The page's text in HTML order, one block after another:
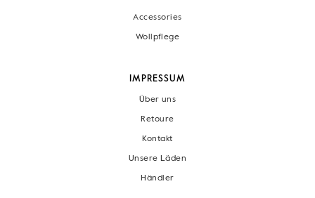
Accessories
Wollpflege
IMPRESSUM
Über uns
Retoure
Kontakt
Unsere Läden
Händler